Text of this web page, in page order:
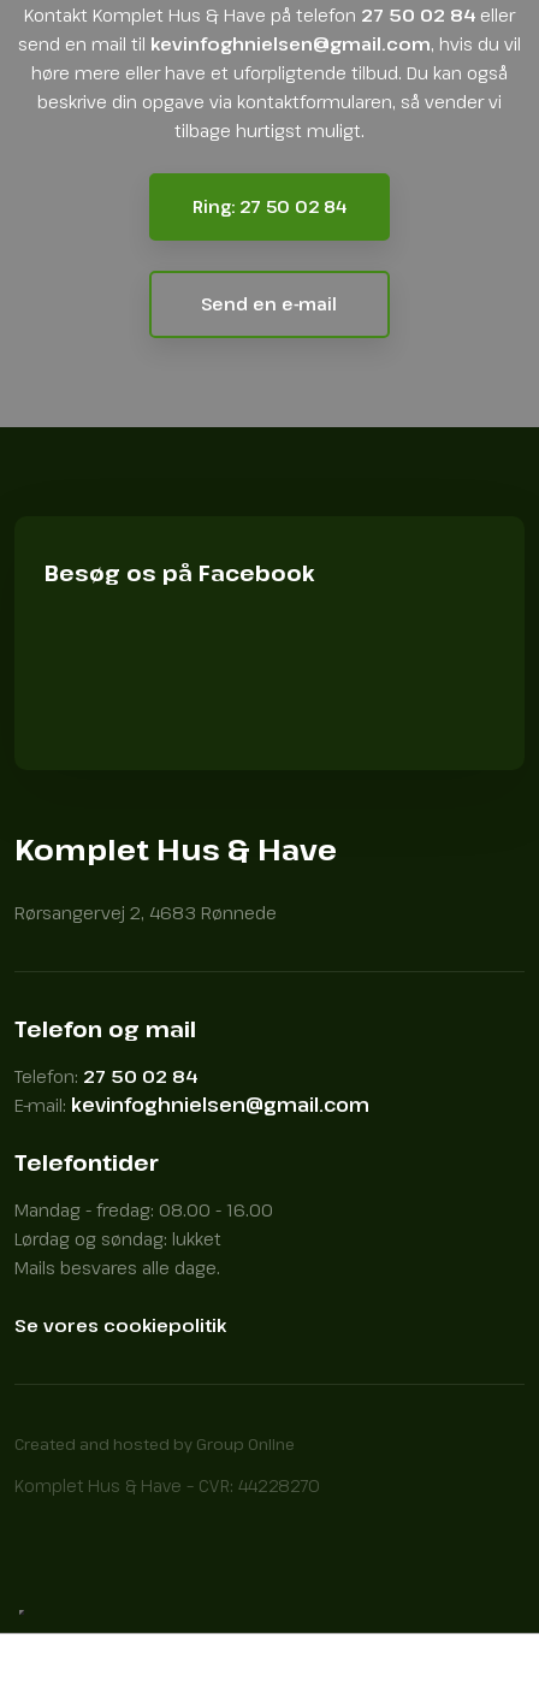
Kontakt Komplet Hus & Have på telefon 27 50 02 84 eller
send en mail til kevinfoghnielsen@gmail.com, hvis du vil
høre mere eller have et uforpligtende tilbud. Du kan også
beskrive din opgave via kontaktformularen, så vender vi
tilbage hurtigst muligt.
Ring: 27 50 02 84
Send en e-mail
Besøg os på Facebook
Komplet Hus & Have
Rørsangervej 2, 4683 Rønnede
Telefon og mail
Telefon: 27 50 02 84
​E-mail: kevinfoghnielsen@gmail.com
Telefontider
Mandag - fredag: 08.00 - 16.00
Lørdag og søndag: lukket
Mails besvares alle dage.
Se vores cookiepolitik
Created and hosted by Group Online
Komplet Hus & Have – CVR: 44228270